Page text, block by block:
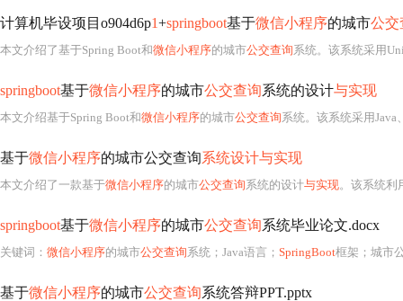
计算机毕设项目o904d6p1+springboot基于微信小程序的城市公交
本文介绍了基于Spring Boot和微信小程序的城市公交查询系统。该系统采用Uni - weixin、
springboot基于微信小程序的城市公交查询系统的设计与实现
本文介绍基于Spring Boot和微信小程序的城市公交查询系统。该系统采用Java、Spring Boot框架、MySQL数据库、MyBatis持久层框架等
基于微信小程序的城市公交查询系统设计与实现
本文介绍了一款基于微信小程序的城市公交查询系统的设计与实现。该系统利
springboot基于微信小程序的城市公交查询系统毕业论文.docx
关键词： 微信小程序的城市公交查询系统；Java语言； SpringBoot框架；城市公交查
基于微信小程序的城市公交查询系统答辩PPT.pptx